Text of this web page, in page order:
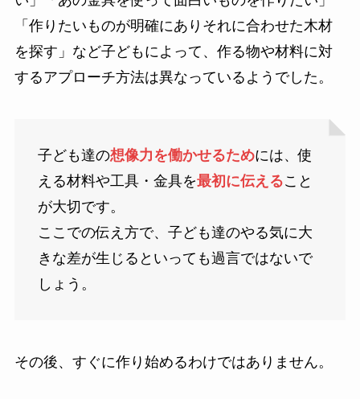
「作りたいものが明確にありそれに合わせた木材
を探す」など子どもによって、作る物や材料に対
するアプローチ方法は異なっているようでした。
子ども達の想像力を働かせるためには、使
える材料や工具・金具を最初に伝えること
が大切です。
ここでの伝え方で、子ども達のやる気に大
きな差が生じるといっても過言ではないで
しょう。
その後、すぐに作り始めるわけではありません。